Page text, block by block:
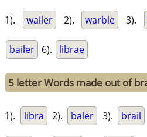
1). wailer 2). warble 3).
bailer 6). librae
5 letter Words made out of
1). libra 2). baler 3). brail